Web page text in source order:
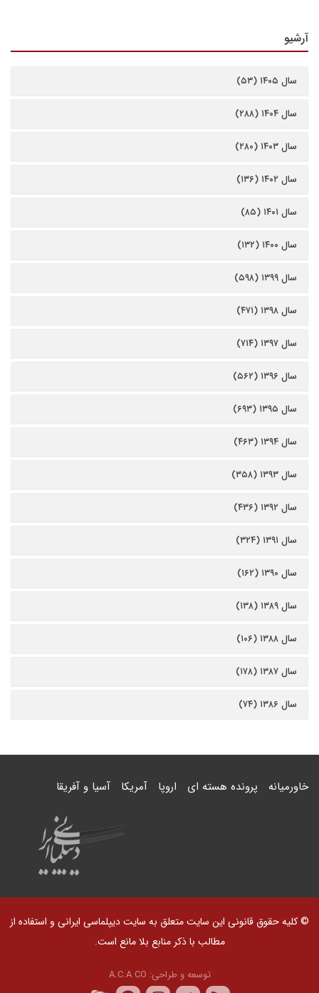
آرشیو
سال ۱۴۰۵ (۵۳)
سال ۱۴۰۴ (۲۸۸)
سال ۱۴۰۳ (۲۸۰)
سال ۱۴۰۲ (۱۳۶)
سال ۱۴۰۱ (۸۵)
سال ۱۴۰۰ (۱۳۲)
سال ۱۳۹۹ (۵۹۸)
سال ۱۳۹۸ (۴۷۱)
سال ۱۳۹۷ (۷۱۴)
سال ۱۳۹۶ (۵۶۲)
سال ۱۳۹۵ (۶۹۳)
سال ۱۳۹۴ (۴۶۳)
سال ۱۳۹۳ (۳۵۸)
سال ۱۳۹۲ (۴۳۶)
سال ۱۳۹۱ (۳۲۴)
سال ۱۳۹۰ (۱۶۲)
سال ۱۳۸۹ (۱۳۸)
سال ۱۳۸۸ (۱۰۶)
سال ۱۳۸۷ (۱۷۸)
سال ۱۳۸۶ (۷۴)
خاورمیانه پرونده هسته ای اروپا آمریکا آسیا و آفریقا
© کلیه حقوق قانونی این سایت متعلق به سایت دیپلماسی ایرانی و استفاده از
مطالب با ذکر منابع بلا مانع است.
توسعه و طراحی: A.C.A CO